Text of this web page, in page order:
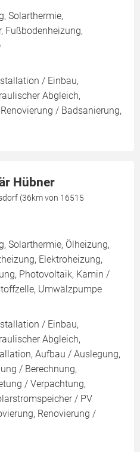
Solarthermie,
Fußbodenheizung,
/ Einbau,
Abgleich,
/ Badsanierung,
Hübner
(36km von 16515
Solarthermie, Ölheizung,
Elektroheizung,
Photovoltaik, Kamin /
Umwälzpumpe
/ Einbau,
Abgleich,
Aufbau / Auslegung,
/ Berechnung,
/ Verpachtung,
/ PV
Renovierung /